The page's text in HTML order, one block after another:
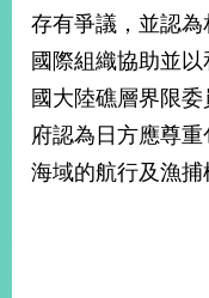
存有爭議，並認
國際組織協助並
國大陸礁層界限
府認為日方應尊
海域的航行及漁捕